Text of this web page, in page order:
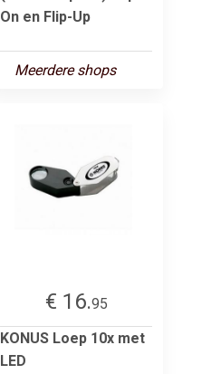
On en Flip-Up
Meerdere shops
€ 16.95
KONUS Loep 10x met
LED